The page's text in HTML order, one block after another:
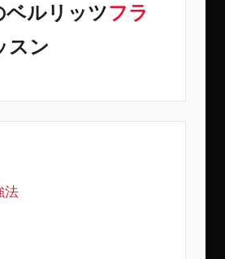
ベルリッツフラ
スン
法